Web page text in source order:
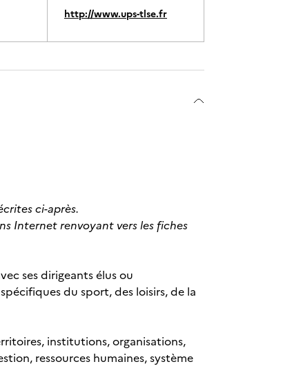
http://www.ups-tlse.fr
ci-après.
Internet renvoyant vers les fiches
ses dirigeants élus ou
du sport, des loisirs, de la
institutions, organisations,
ressources humaines, système